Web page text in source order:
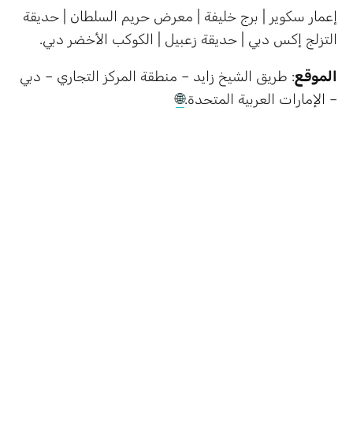
إعمار سكوير | برج خليفة | معرض حريم السلطان | حديقة
التزلج إكس دبي | حديقة زعبيل | الكوكب الأخضر دبي.
الموقع: طريق الشيخ زايد – منطقة المركز التجاري – دبي
– الإمارات العربية المتحدة.🌐